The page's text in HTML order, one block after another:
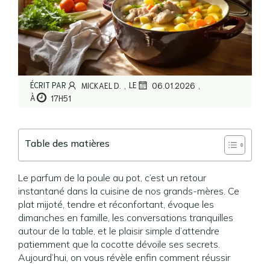
ÉCRIT PAR MICKAEL D. , LE 06.01.2026 ,
À 17H51
Table des matières
Le parfum de la poule au pot, c’est un retour
instantané dans la cuisine de nos grands-mères. Ce
plat mijoté, tendre et réconfortant, évoque les
dimanches en famille, les conversations tranquilles
autour de la table, et le plaisir simple d’attendre
patiemment que la cocotte dévoile ses secrets.
Aujourd’hui, on vous révèle enfin comment réussir